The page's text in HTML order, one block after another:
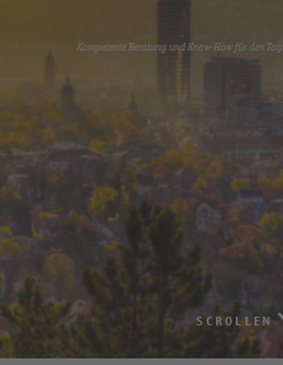
Kompetente Beratung und Know-How für den
SCROLLEN